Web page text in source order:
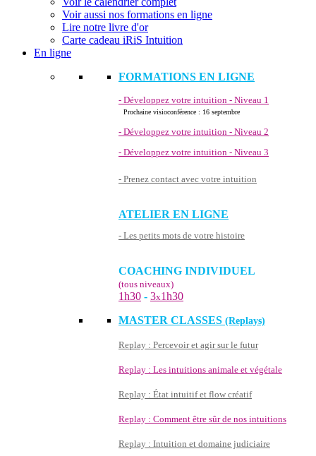
Voir aussi nos formations en ligne
Lire notre livre d'or
Carte cadeau iRiS Intuition
En ligne
FORMATIONS EN LIGNE
- Développez votre intuition - Niveau 1
Prochaine visioconférence : 16 septembre
- Développez votre intuition - Niveau 2
- Développez votre intuition - Niveau 3
- Prenez contact avec votre intuition
ATELIER EN LIGNE
- Les petits mots de votre histoire
COACHING INDIVIDUEL
(tous niveaux)
1h30 - 3x1h30
MASTER CLASSES (Replays)
Replay : Percevoir et agir sur le futur
Replay : Les intuitions animale et végétale
Replay : État intuitif et flow créatif
Replay : Comment être sûr de nos intuitions
Replay : Intuition et domaine judiciaire